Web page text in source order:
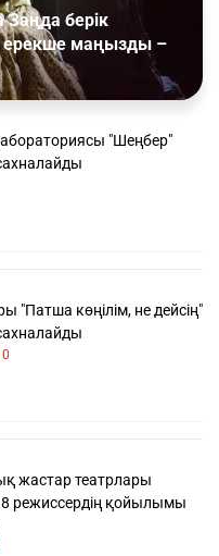
берік
ерекше маңызды –
"Шеңбер"
"Патша көңілім, не дейсің"
жастар театрлары
8 режиссердің қойылымы